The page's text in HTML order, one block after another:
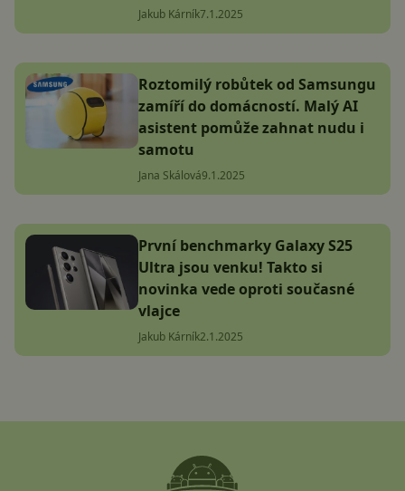
Jakub Kárník7.1.2025
Roztomilý robůtek od Samsungu
zamíří do domácností. Malý AI
asistent pomůže zahnat nudu i
samotu
Jana Skálová9.1.2025
První benchmarky Galaxy S25
Ultra jsou venku! Takto si
novinka vede oproti současné
vlajce
Jakub Kárník2.1.2025